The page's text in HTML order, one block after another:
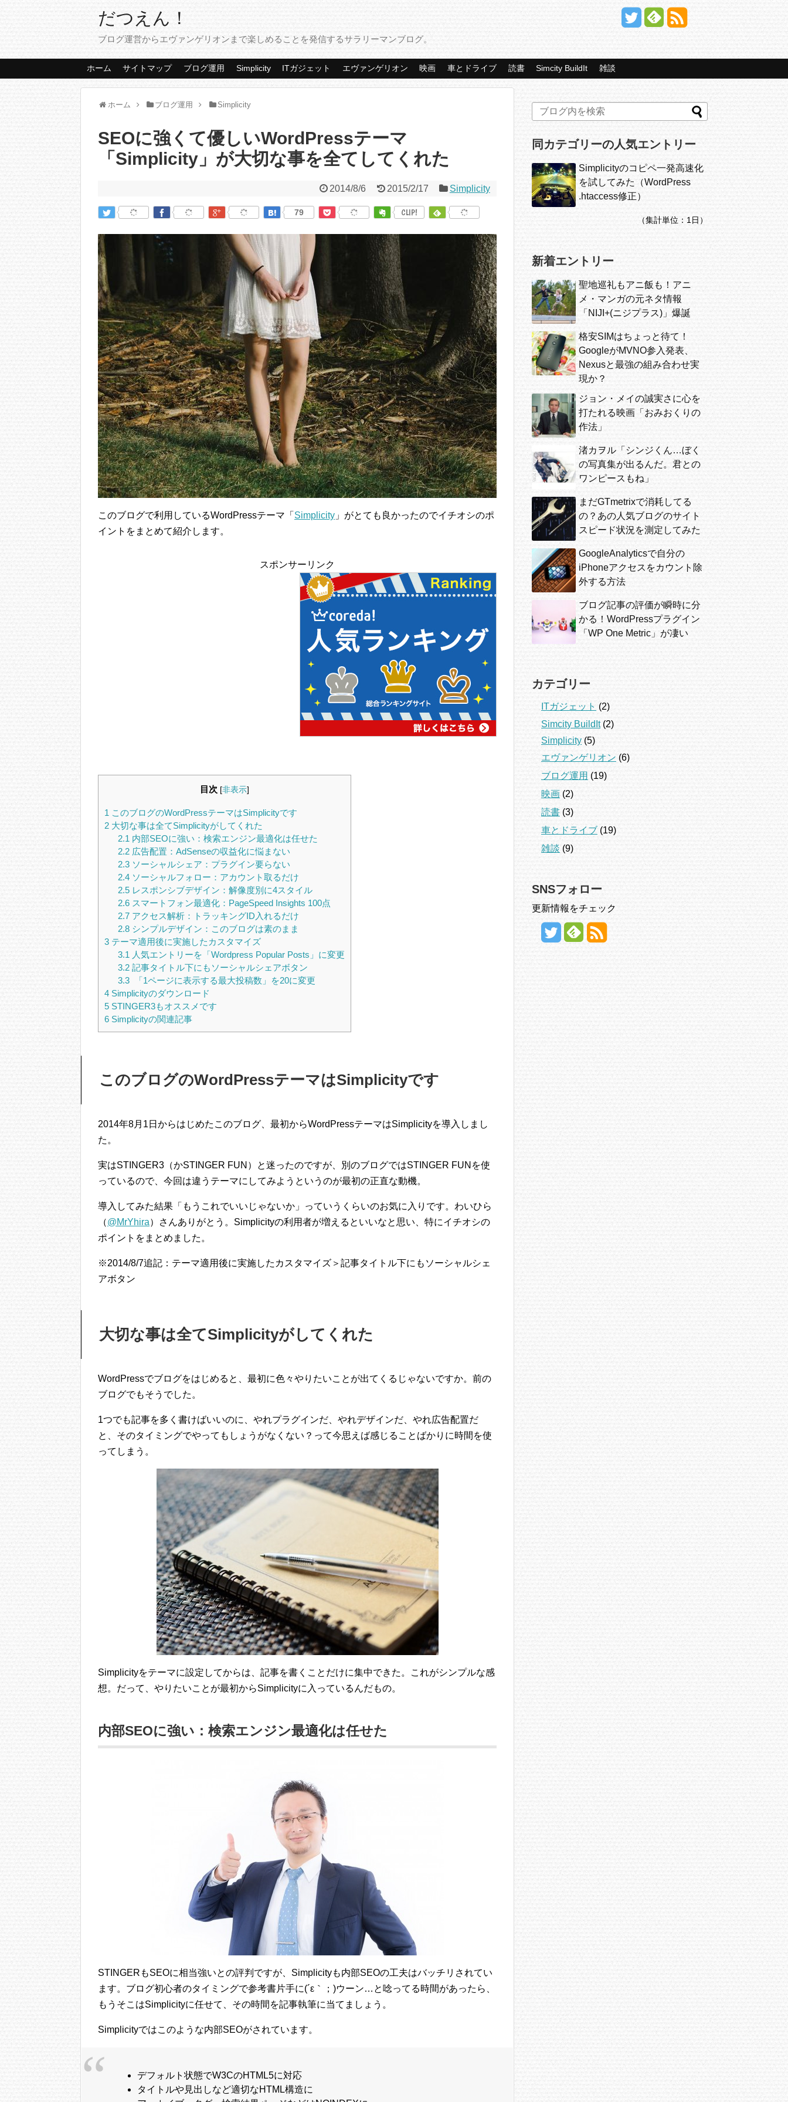
だつえん！
ブログ運営からエヴァンゲリオンまで楽しめることを発信するサラリーマンブログ。
ホーム サイトマップ ブログ運用 Simplicity ITガジェット エヴァンゲリオン 映画 車とドライブ 読書 Simcity BuildIt 雑談
ホーム ブログ運用 Simplicity
SEOに強くて優しいWordPressテーマ
「Simplicity」が大切な事を全てしてくれた
2014/8/6 2015/2/17 Simplicity
79 CLIP!
このブログで利用しているWordPressテーマ「 Simplicity 」がとても良かったのでイチオシのポ
イントをまとめて紹介します。
スポンサーリンク
目次 [非表示]
1 このブログのWordPressテーマはSimplicityです
2 大切な事は全てSimplicityがしてくれた
2.1 内部SEOに強い：検索エンジン最適化は任せた
2.2広告配置：AdSenseの収益化に悩まない
2.3ソーシャルシェア：プラグイン要らない
2.4ソーシャルフォロー：アカウント取るだけ
2.5レスポンシブデザイン：解像度別に4スタイル
2.6スマートフォン最適化：PageSpeed Insights 100点
2.7アクセス解析：トラッキングID入れるだけ
2.8シンプルデザイン：このブログは素のまま
3 テーマ適用後に実施したカスタマイズ
3.1 人気エントリーを「Wordpress Popular Posts」に変更
3.2記事タイトル下にもソーシャルシェアボタン
3.3「1ページに表示する最大投稿数」を20に変更
4 Simplicityのダウンロード
5 STINGER3もオススメです
6 Simplicityの関連記事
このブログのWordPressテーマはSimplicityです
2014年8月1日からはじめたこのブログ、最初からWordPressテーマはSimplicityを導入しまし
た。
実はSTINGER3（かSTINGER FUN）と迷ったのですが、別のブログではSTINGER FUNを使
っているので、今回は違うテーマにしてみようというのが最初の正直な動機。
導入してみた結果「もうこれでいいじゃないか」っていうくらいのお気に入りです。わいひら
（@MrYhira）さんありがとう。Simplicityの利用者が増えるといいなと思い、特にイチオシの
ポイントをまとめました。
※2014/8/7追記：テーマ適用後に実施したカスタマイズ＞記事タイトル下にもソーシャルシェ
アボタン
大切な事は全てSimplicityがしてくれた
WordPressでブログをはじめると、最初に色々やりたいことが出てくるじゃないですか。前の
ブログでもそうでした。
1つでも記事を多く書けばいいのに、やれプラグインだ、やれデザインだ、やれ広告配置だ
と、そのタイミングでやってもしょうがなくない？って今思えば感じることばかりに時間を使
ってしまう。
Simplicityをテーマに設定してからは、記事を書くことだけに集中できた。これがシンプルな感
想。だって、やりたいことが最初からSimplicityに入っているんだもの。
内部SEOに強い：検索エンジン最適化は任せた
STINGERもSEOに相当強いとの評判ですが、Simplicityも内部SEOの工夫はバッチリされてい
ます。ブログ初心者のタイミングで参考書片手に(´ε｀；)ウーン…と唸ってる時間があったら、
もうそこはSimplicityに任せて、その時間を記事執筆に当てましょう。
Simplicityではこのような内部SEOがされています。
デフォルト状態でW3CのHTML5に対応
タイトルや見出しなど適切なHTML構造に
同カテゴリーの人気エントリー
Simplicityのコピペ一発高速化
を試してみた（WordPress
.htaccess修正）
（集計単位：1日）
新着エントリー
聖地巡礼もアニ飯も！アニ
メ・マンガの元ネタ情報
「NIJI+(ニジプラス)」爆誕
格安SIMはちょっと待て！
GoogleがMVNO参入発表、
Nexusと最強の組み合わせ実
現か？
ジョン・メイの誠実さに心を
打たれる映画「おみおくりの
作法」
渚カヲル「シンジくん…ぼく
の写真集が出るんだ。君との
ワンピースもね」
まだGTmetrixで消耗してる
の？あの人気ブログのサイト
スピード状況を測定してみた
GoogleAnalyticsで自分の
iPhoneアクセスをカウント除
外する方法
ブログ記事の評価が瞬時に分
かる！WordPressプラグイン
「WP One Metric」が凄い
カテゴリー
ITガジェット (2)
Simcity BuildIt(2)
Simplicity(5)
エヴァンゲリオン (6)
ブログ運用 (19)
映画 (2)
読書 (3)
車とドライブ (19)
雑談(9)
SNSフォロー
更新情報をチェック